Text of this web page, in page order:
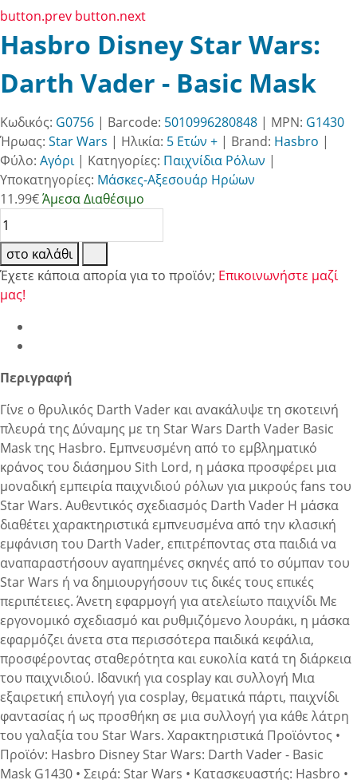
button.prev button.next
Hasbro Disney Star Wars:
Darth Vader - Basic Mask
Κωδικός: G0756 | Barcode: 5010996280848 | MPN: G1430
Ήρωας: Star Wars | Ηλικία: 5 Ετών + | Brand: Hasbro |
Φύλο: Αγόρι| Κατηγορίες: Παιχνίδια Ρόλων |
Υποκατηγορίες: Μάσκες-Αξεσουάρ Ηρώων
11.99€Άμεσα Διαθέσιμο
στο καλάθι
Έχετε κάποια απορία για το προϊόν; Επικοινωνήστε μαζί
μας!
Περιγραφή
Γίνε ο θρυλικός Darth Vader και ανακάλυψε τη σκοτεινή
πλευρά της Δύναμης με τη Star Wars Darth Vader Basic
Mask της Hasbro. Εμπνευσμένη από το εμβληματικό
κράνος του διάσημου Sith Lord, η μάσκα προσφέρει μια
μοναδική εμπειρία παιχνιδιού ρόλων για μικρούς fans του
Star Wars. Αυθεντικός σχεδιασμός Darth Vader Η μάσκα
διαθέτει χαρακτηριστικά εμπνευσμένα από την κλασική
εμφάνιση του Darth Vader, επιτρέποντας στα παιδιά να
αναπαραστήσουν αγαπημένες σκηνές από το σύμπαν του
Star Wars ή να δημιουργήσουν τις δικές τους επικές
περιπέτειες. Άνετη εφαρμογή για ατελείωτο παιχνίδι Με
εργονομικό σχεδιασμό και ρυθμιζόμενο λουράκι, η μάσκα
εφαρμόζει άνετα στα περισσότερα παιδικά κεφάλια,
προσφέροντας σταθερότητα και ευκολία κατά τη διάρκεια
του παιχνιδιού. Ιδανική για cosplay και συλλογή Μια
εξαιρετική επιλογή για cosplay, θεματικά πάρτι, παιχνίδι
φαντασίας ή ως προσθήκη σε μια συλλογή για κάθε λάτρη
του γαλαξία του Star Wars. Χαρακτηριστικά Προϊόντος •
Προϊόν: Hasbro Disney Star Wars: Darth Vader - Basic
Mask G1430 • Σειρά: Star Wars • Κατασκευαστής: Hasbro •